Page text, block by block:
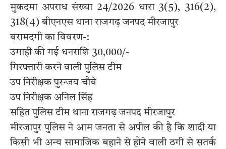
मुकदमा अपराध संख्या 24/2026 धारा 3(5), 316(2),
318(4) बीएनएस थाना राजगढ़ जनपद मीरजापुर
बरामदगी का विवरण-:
उगाही की गई धनराशि 30,000/-
गिरफ्तारी करने वाली पुलिस टीम
उप निरीक्षक पुरन्जय चौबे
उप निरीक्षक अनिल सिंह
सहित पुलिस टीम थाना राजगढ़ जनपद मीरजापुर
मीरजापुर पुलिस ने आम जनता से अपील की है कि शादी या
किसी भी अन्य सामाजिक बहाने से होने वाली ठगी से सतर्क